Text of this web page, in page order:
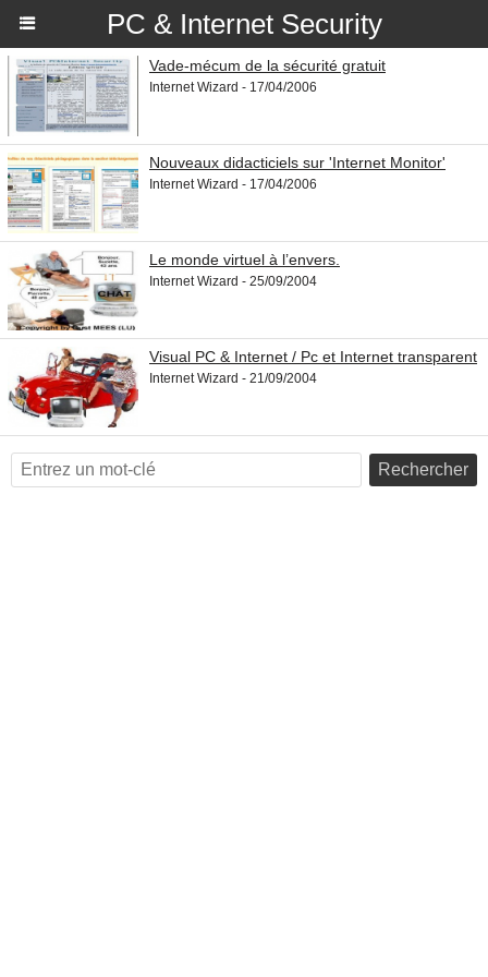
PC & Internet Security
Vade-mécum de la sécurité gratuit
Internet Wizard - 17/04/2006
Nouveaux didacticiels sur 'Internet Monitor'
Internet Wizard - 17/04/2006
Le monde virtuel à l’envers.
Internet Wizard - 25/09/2004
Visual PC & Internet / Pc et Internet transparent
Internet Wizard - 21/09/2004
Rechercher